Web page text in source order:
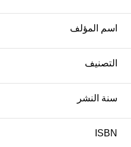
اسم المؤلف
التصنيف
سنة النشر
ISBN